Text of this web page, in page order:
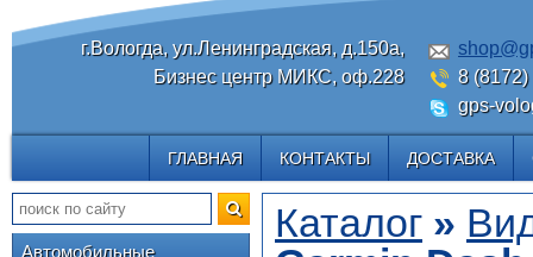
г.Вологда, ул.Ленинградская, д.150а,
Бизнес центр МИКС, оф.228
8 (8172)
gps-
ГЛАВНАЯ КОНТАКТЫ ДОСТАВКА
Автомобильные
Каталог »